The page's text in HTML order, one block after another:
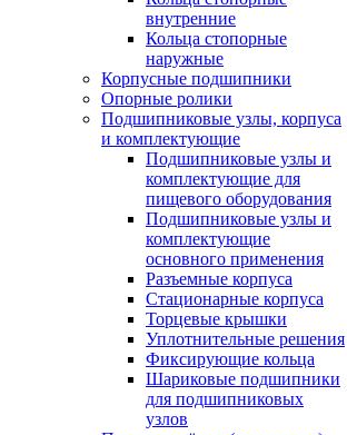
внутренние
Кольца стопорные
наружные
Корпусные подшипники
Опорные ролики
Подшипниковые узлы, корпуса
и комплектующие
Подшипниковые узлы и
комплектующие для
пищевого оборудования
Подшипниковые узлы и
комплектующие
основного применения
Разъемные корпуса
Стационарные корпуса
Торцевые крышки
Уплотнительные решения
Фиксирующие кольца
Шариковые подшипники
для подшипниковых
узлов